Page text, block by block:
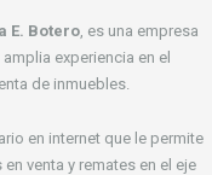
E. Botero , es una empresa
experiencia en el
de inmuebles.
en internet que le permite
venta y remates en el eje